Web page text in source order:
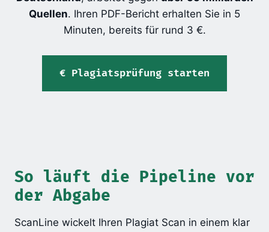
Quellen. Ihren PDF-Bericht erhalten Sie in 5
Minuten, bereits für rund 3 €.
Plagiatsprüfung starten
So läuft die Pipeline vor
der Abgabe
ScanLine wickelt Ihren Plagiat Scan in einem klar